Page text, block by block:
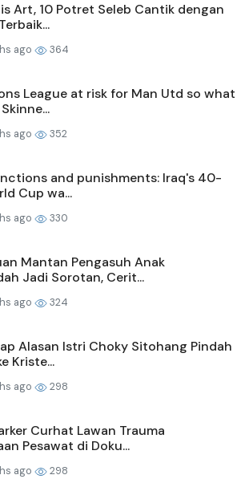
Art, 10 Potret Seleb Cantik dengan
ago 364
League at risk for Man Utd so what
ago 352
and punishments: Iraq's 40-
Cup wa...
ago 330
Mantan Pengasuh Anak
Jadi Sorotan, Cerit...
ago 324
Alasan Istri Choky Sitohang Pindah
Kriste...
ago 298
Curhat Lawan Trauma
Pesawat di Doku...
ago 298